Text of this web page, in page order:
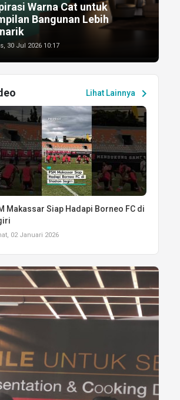
Warna Cat untuk
Bangunan Lebih
30 Jul 2026 10:17
Lihat Lainnya chevron_right
Makassar Siap Hadapi Borneo FC di
02 Januari 2026